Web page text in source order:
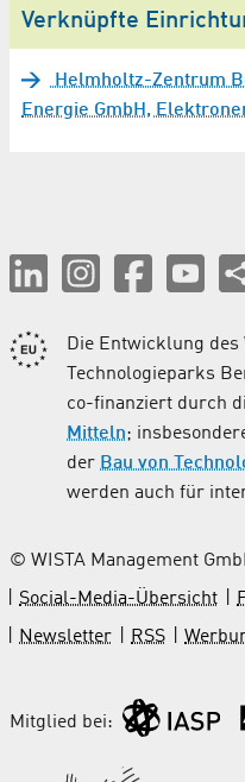
Verknüpfte
Helmholtz-Zentrum
Energie GmbH,
Die Entwicklung
Technologieparks
co-finanziert durch
Mitteln;
der Bau von
werden auch für
© WISTA Management
Social-Media-Übersicht
Newsletter
RSS
Mitglied bei: